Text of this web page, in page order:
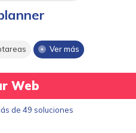
Ver más
Web
de 49 soluciones